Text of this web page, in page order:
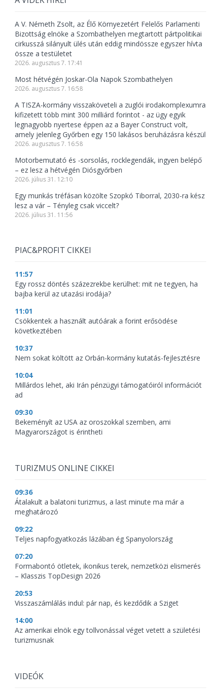
A V. Németh Zsolt, az Élő Környezetért Felelős Parlamenti
Bizottság elnöke a Szombathelyen megtartott pártpolitikai
cirkusszá silányult ülés után eddig mindössze egyszer hívta
össze a testületet
2026. augusztus 7. 17:41
Most hétvégén Joskar-Ola Napok Szombathelyen
2026. augusztus 7. 16:58
A TISZA-kormány visszaköveteli a zuglói irodakomplexumra
kifizetett több mint 300 milliárd forintot - az ügy egyik
legnagyobb nyertese éppen az a Bayer Construct volt,
amely jelenleg Győrben egy 150 lakásos beruházásra készül
2026. augusztus 7. 16:58
Motorbemutató és -sorsolás, rocklegendák, ingyen belépő
– ez lesz a hétvégén Diósgyőrben
2026. július 31. 12:10
Egy munkás tréfásan közölte Szopkó Tiborral, 2030-ra kész
lesz a vár – Tényleg csak viccelt?
2026. július 31. 11:56
PIAC&PROFIT CIKKEI
11:57
Egy rossz döntés százezrekbe kerülhet: mit ne tegyen, ha
bajba kerül az utazási irodája?
11:01
Csökkentek a használt autóárak a forint erősödése
következtében
10:37
Nem sokat költött az Orbán-kormány kutatás-fejlesztésre
10:04
Millárdos lehet, aki Irán pénzügyi támogatóiról információt
ad
09:30
Bekeményít az USA az oroszokkal szemben, ami
Magyarországot is érintheti
TURIZMUS ONLINE CIKKEI
09:36
Átalakult a balatoni turizmus, a last minute ma már a
meghatározó
09:22
Teljes napfogyatkozás lázában ég Spanyolország
07:20
Formabontó ötletek, ikonikus terek, nemzetközi elismerés
– Klasszis TopDesign 2026
20:53
Visszaszámlálás indul: pár nap, és kezdődik a Sziget
14:00
Az amerikai elnök egy tollvonással véget vetett a születési
turizmusnak
VIDEÓK